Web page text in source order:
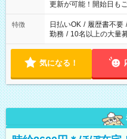
更新が可能！開始日も
特徴 日払いOK / 履歴書不要 /
勤務 / 10名以上の大量
気になる！